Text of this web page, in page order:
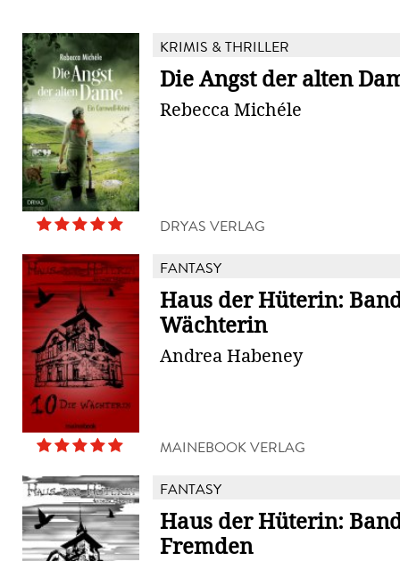
KRIMIS & THRILLER
Die Angst der alten
Rebecca Michéle
DRYAS VERLAG
FANTASY
Haus der Hüterin:
Wächterin
Andrea Habeney
MAINEBOOK VERLAG
FANTASY
Haus der Hüterin:
Fremden